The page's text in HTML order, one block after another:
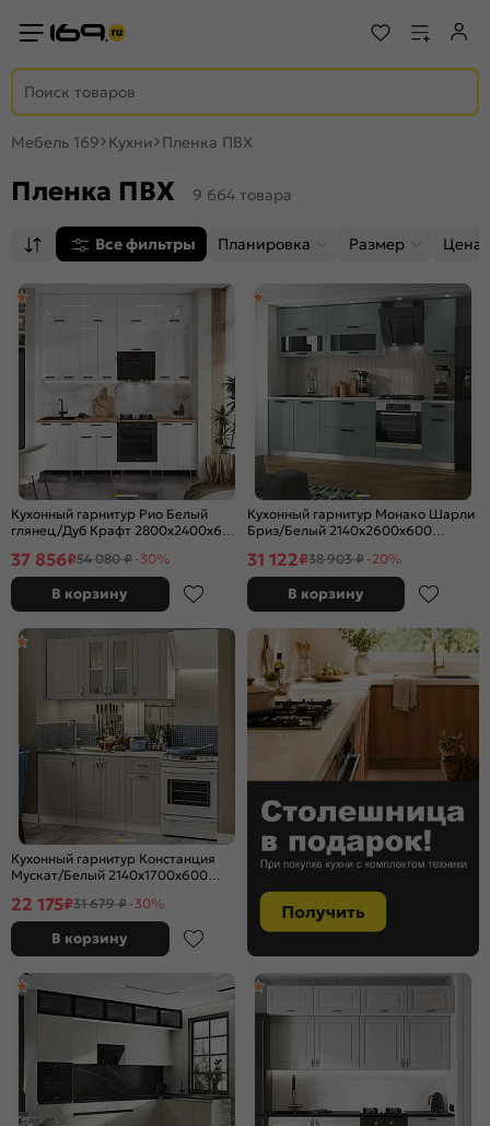
Мебель 169 Кухни Пленка ПВХ
Пленка ПВХ 9 664 товара
Все фильтры Планировка Размер Цена,
Кухонный гарнитур Рио Белый
глянец/Дуб Крафт 2800x2400x600
37 856₽54 080 ₽ -30%
В корзину
Кухонный гарнитур Монако Шарли
Бриз/Белый 2140x2600x600
31 122₽38 903 ₽ -20%
В корзину
Кухонный гарнитур Констанция
Мускат/Белый 2140x1700x600
22 175₽31 679 ₽ -30%
В корзину